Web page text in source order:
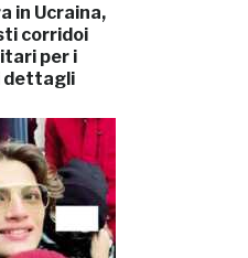
in Ucraina,
corridoi
per i
dettagli